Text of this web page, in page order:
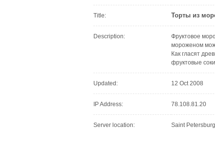
Title: Торты из
Description:
Фруктовое
мороженом
Как гласят
фруктовые
Updated: 12 Oct 2008
IP Address: 78.108.81.20
Server location: Saint